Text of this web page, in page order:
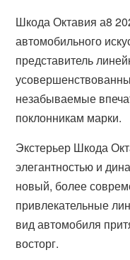
Шкода Октавия а8
автомобильного
представитель
незабываемые
поклонникам марки.
Экстерьер Шкода
элегантностью и
новый, более
привлекательные
вид автомобиля
восторг.